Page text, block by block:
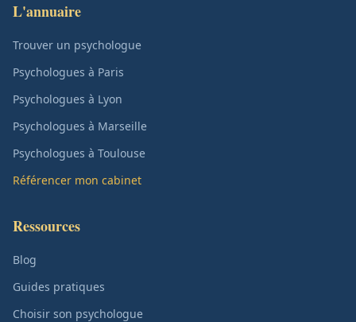
L'annuaire
Trouver un psychologue
Psychologues à Paris
Psychologues à Lyon
Psychologues à Marseille
Psychologues à Toulouse
Référencer mon cabinet
Ressources
Blog
Guides pratiques
Choisir son psychologue